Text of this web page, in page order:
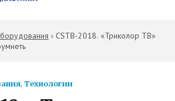
› CSTB-2018. «Триколор ТВ»
, Технологии